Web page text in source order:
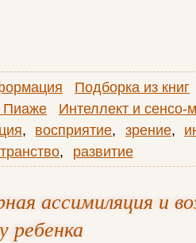
Подборка из книг
Пиаже
Интеллект и
, восприятие, зрение,
, развитие
ассимиляция и
ребенка